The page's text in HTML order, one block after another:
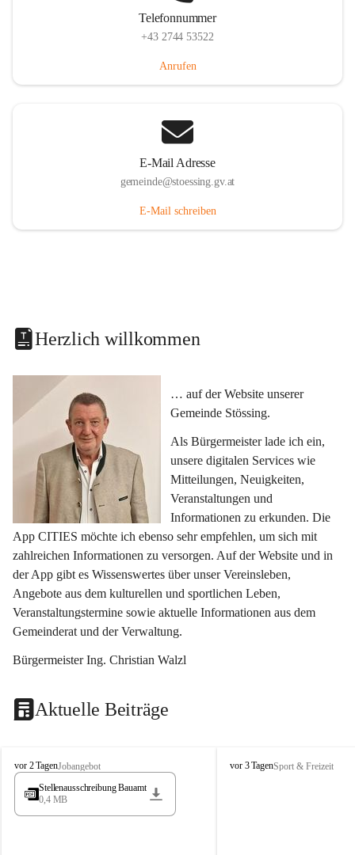
Telefonnummer
+43 2744 53522
Anrufen
E-Mail Adresse
gemeinde@stoessing.gv.at
E-Mail schreiben
Herzlich willkommen
… auf der Website unserer
Gemeinde Stössing.
Als Bürgermeister lade ich ein,
unsere digitalen Services wie
Mitteilungen, Neuigkeiten,
Veranstaltungen und
Informationen zu erkunden. Die
App CITIES möchte ich ebenso sehr empfehlen, um sich mit
zahlreichen Informationen zu versorgen. Auf der Website und in
der App gibt es Wissenswertes über unser Vereinsleben,
Angebote aus dem kulturellen und sportlichen Leben,
Veranstaltungstermine sowie aktuelle Informationen aus dem
Gemeinderat und der Verwaltung.
Bürgermeister Ing. Christian Walzl
Aktuelle Beiträge
S
t
s
vor 2 TagenJobangebot
Stellenausschreibung Bauamt
0,4 MB
S
vor 3 TagenSport & Freizeit